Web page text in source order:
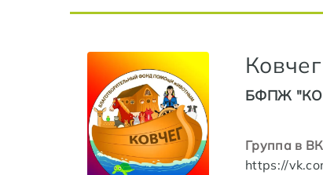
Ковчег
БФПЖ
Группа в ВК
https://